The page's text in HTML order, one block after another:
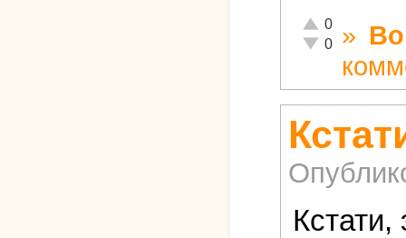
Отлично!
0
Неадекватно!
0 »
Кстати,